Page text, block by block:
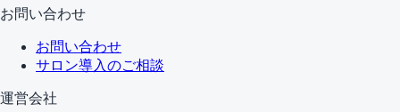
お問い合わせ
お問い合わせ
サロン導入のご相談
運営会社